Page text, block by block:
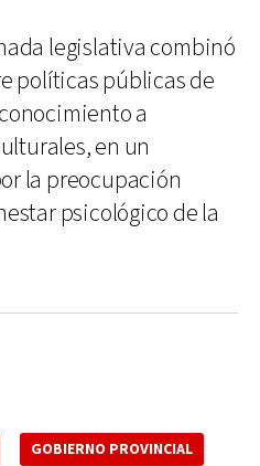
legislativa combinó
políticas públicas de
a
en un
la preocupación
psicológico de la
GOBIERNO PROVINCIAL